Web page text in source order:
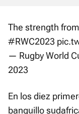
The strength
#RWC2023
— Rugby World
2023
En los diez
banquillo